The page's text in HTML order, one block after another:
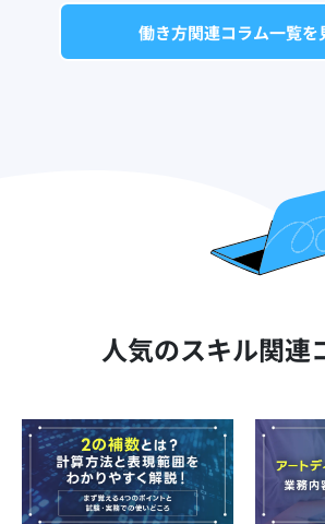
働き方関連コラム一覧を
人気のスキル関連